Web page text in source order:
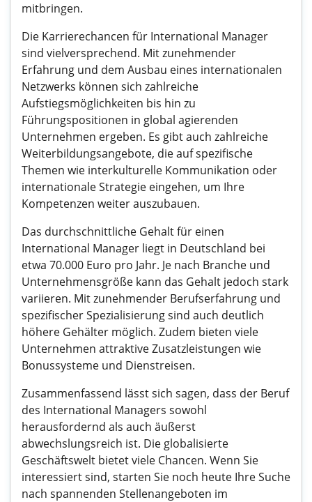
mitbringen.
Die Karrierechancen für International Manager
sind vielversprechend. Mit zunehmender
Erfahrung und dem Ausbau eines internationalen
Netzwerks können sich zahlreiche
Aufstiegsmöglichkeiten bis hin zu
Führungspositionen in global agierenden
Unternehmen ergeben. Es gibt auch zahlreiche
Weiterbildungsangebote, die auf spezifische
Themen wie interkulturelle Kommunikation oder
internationale Strategie eingehen, um Ihre
Kompetenzen weiter auszubauen.
Das durchschnittliche Gehalt für einen
International Manager liegt in Deutschland bei
etwa 70.000 Euro pro Jahr. Je nach Branche und
Unternehmensgröße kann das Gehalt jedoch stark
variieren. Mit zunehmender Berufserfahrung und
spezifischer Spezialisierung sind auch deutlich
höhere Gehälter möglich. Zudem bieten viele
Unternehmen attraktive Zusatzleistungen wie
Bonussysteme und Dienstreisen.
Zusammenfassend lässt sich sagen, dass der Beruf
des International Managers sowohl
herausfordernd als auch äußerst
abwechslungsreich ist. Die globalisierte
Geschäftswelt bietet viele Chancen. Wenn Sie
interessiert sind, starten Sie noch heute Ihre Suche
nach spannenden Stellenangeboten im